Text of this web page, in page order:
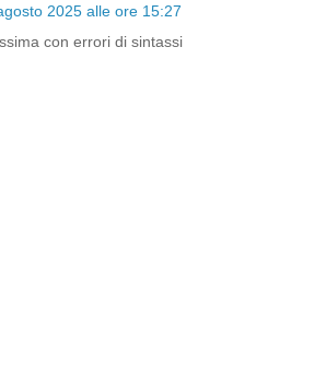
2025 alle ore 15:27
con errori di sintassi